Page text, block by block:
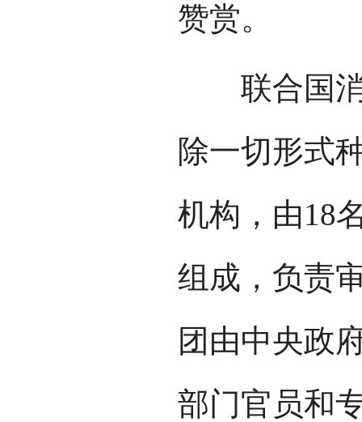
赞赏。
联合国消
除一切形式
机构，由18
组成，负责
团由中央政
部门官员和